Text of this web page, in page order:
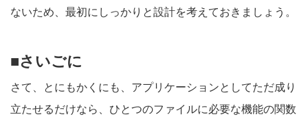
ないため、最初にしっかりと設計を考えておきましょう。
■さいごに
さて、とにもかくにも、アプリケーションとしてただ成り
立たせるだけなら、ひとつのファイルに必要な機能の関数